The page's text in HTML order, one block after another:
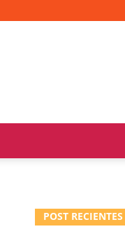
POST RECIENTES